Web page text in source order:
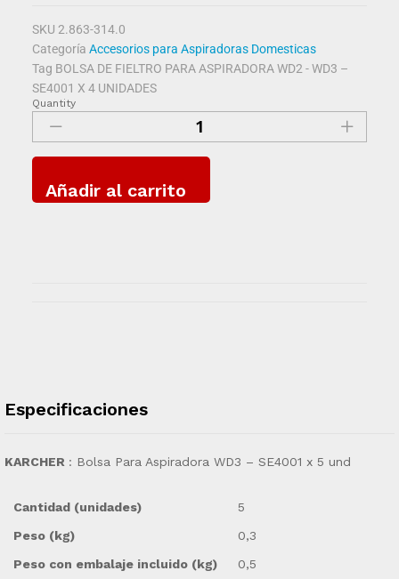
SKU2.863-314.0
Categoría Accesorios para Aspiradoras Domesticas
Tag BOLSA DE FIELTRO PARA ASPIRADORA WD2 - WD3 –
SE4001 X 4 UNIDADES
Quantity
Añadir al carrito
Especificaciones
KARCHER : Bolsa Para Aspiradora WD3 – SE4001 x 5 und
Cantidad (unidades)
5
Peso (kg)
0,3
Peso con embalaje incluido (kg)
0,5